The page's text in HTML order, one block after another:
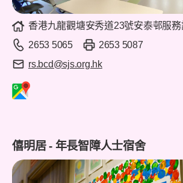
香港九龍觀塘安秀道23號安泰邨服
2653 5065
2653 5087
rs.bcd@sjs.org.hk
僖明居 - 年長智障人士宿舍